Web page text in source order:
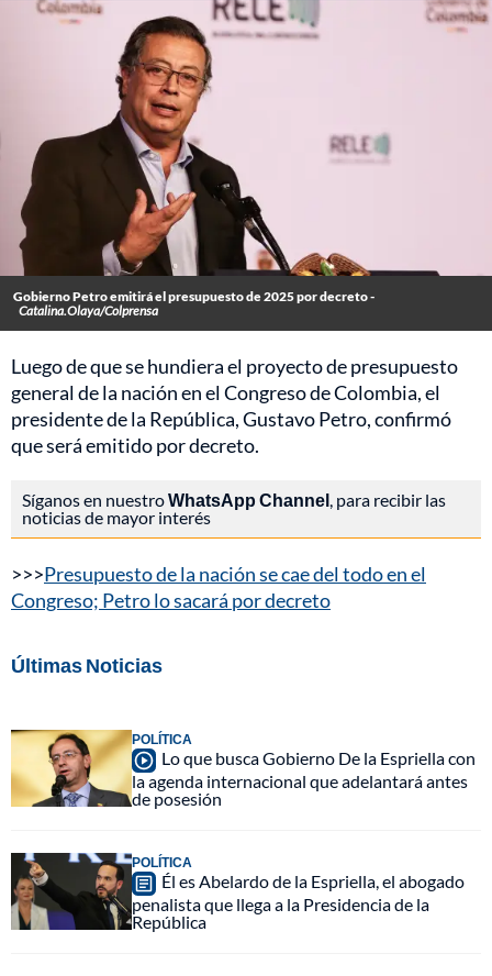
Gobierno Petro emitirá el presupuesto de 2025 por decreto -
Catalina.Olaya/Colprensa
Luego de que se hundiera el proyecto de presupuesto
general de la nación en el Congreso de Colombia, el
presidente de la República, Gustavo Petro, confirmó
que será emitido por decreto.
Síganos en nuestroWhatsApp Channel, para recibir las
noticias de mayor interés
>>>Presupuesto de la nación se cae del todo en el
Congreso; Petro lo sacará por decreto
Últimas Noticias
POLÍTICA
Lo que busca Gobierno De la Espriella con
la agenda internacional que adelantará antes
de posesión
POLÍTICA
Él es Abelardo de la Espriella, el abogado
penalista que llega a la Presidencia de la
República